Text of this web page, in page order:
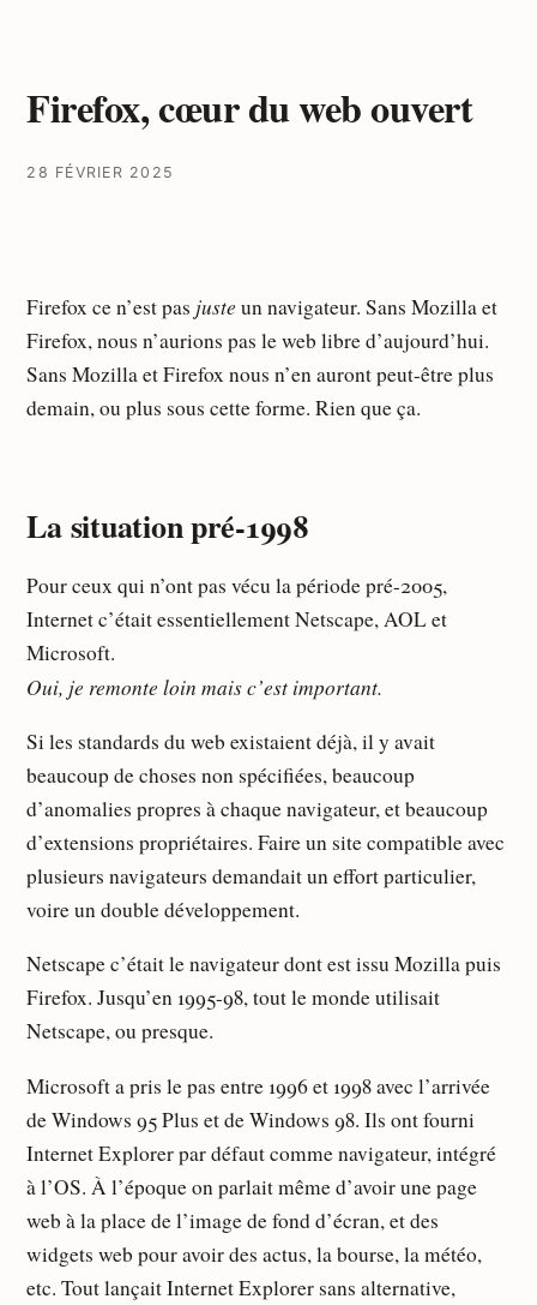
Firefox, cœur du web ouvert
28 FÉVRIER 2025
Firefox ce n’est pas juste un navigateur. Sans Mozilla et
Firefox, nous n’aurions pas le web libre d’aujourd’hui.
Sans Mozilla et Firefox nous n’en auront peut-être plus
demain, ou plus sous cette forme. Rien que ça.
La situation pré-1998
Pour ceux qui n’ont pas vécu la période pré-2005,
Internet c’était essentiellement Netscape, AOL et
Microsoft.
Oui, je remonte loin mais c’est important.
Si les standards du web existaient déjà, il y avait
beaucoup de choses non spécifiées, beaucoup
d’anomalies propres à chaque navigateur, et beaucoup
d’extensions propriétaires. Faire un site compatible avec
plusieurs navigateurs demandait un effort particulier,
voire un double développement.
Netscape c’était le navigateur dont est issu Mozilla puis
Firefox. Jusqu’en 1995-98, tout le monde utilisait
Netscape, ou presque.
Microsoft a pris le pas entre 1996 et 1998 avec l’arrivée
de Windows 95 Plus et de Windows 98. Ils ont fourni
Internet Explorer par défaut comme navigateur, intégré
à l’OS. À l’époque on parlait même d’avoir une page
web à la place de l’image de fond d’écran, et des
widgets web pour avoir des actus, la bourse, la météo,
etc. Tout lançait Internet Explorer sans alternative,